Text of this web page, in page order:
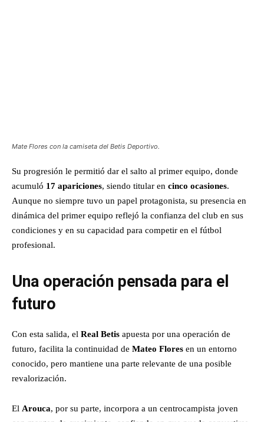
Mate Flores con la camiseta del Betis Deportivo.
Su progresión le permitió dar el salto al primer equipo, donde
acumuló 17 apariciones, siendo titular en cinco ocasiones.
Aunque no siempre tuvo un papel protagonista, su presencia en
dinámica del primer equipo reflejó la confianza del club en sus
condiciones y en su capacidad para competir en el fútbol
profesional.
Una operación pensada para el
futuro
Con esta salida, el Real Betis apuesta por una operación de
futuro, facilita la continuidad de Mateo Flores en un entorno
conocido, pero mantiene una parte relevante de una posible
revalorización.
El Arouca, por su parte, incorpora a un centrocampista joven